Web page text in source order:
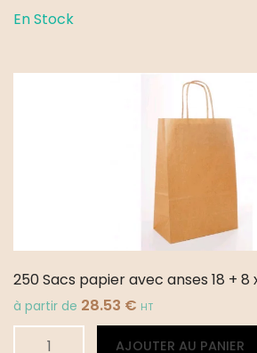
Sacs
anses
En Stock
250 Sacs papier avec anses 18 + 8
à partir de 28.53 € HT
AJOUTER AU PANIER
Alternative: